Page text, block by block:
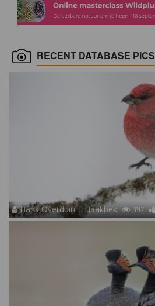
RECENT DATABASE PICS
Hans Overduin | Haakbek 397